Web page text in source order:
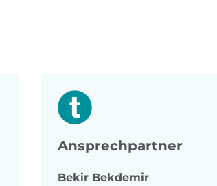
Ansprechpartner
Bekir Bekdemir